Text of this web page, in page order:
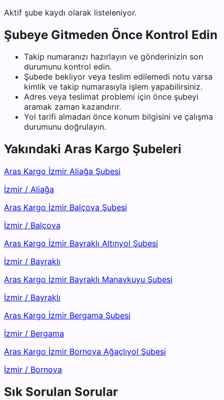
Aktif şube kaydı olarak listeleniyor.
Şubeye Gitmeden Önce Kontrol Edin
Takip numaranızı hazırlayın ve gönderinizin son
durumunu kontrol edin.
Şubede bekliyor veya teslim edilemedi notu varsa
kimlik ve takip numarasıyla işlem yapabilirsiniz.
Adres veya teslimat problemi için önce şubeyi
aramak zaman kazandırır.
Yol tarifi almadan önce konum bilgisini ve çalışma
durumunu doğrulayın.
Yakındaki Aras Kargo Şubeleri
Aras Kargo İzmir Aliağa Şubesi
İzmir / Aliağa
Aras Kargo İzmir Balçova Şubesi
İzmir / Balçova
Aras Kargo İzmir Bayraklı Altınyol Şubesi
İzmir / Bayraklı
Aras Kargo İzmir Bayraklı Manavkuyu Şubesi
İzmir / Bayraklı
Aras Kargo İzmir Bergama Şubesi
İzmir / Bergama
Aras Kargo İzmir Bornova Ağaçlıyol Şubesi
İzmir / Bornova
Sık Sorulan Sorular